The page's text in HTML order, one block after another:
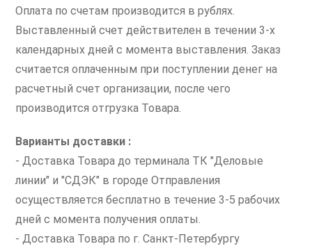
Оплата по счетам производится в рублях.
Выставленный счет действителен в течении 3-х
календарных дней с момента выставления. Заказ
считается оплаченным при поступлении денег на
расчетный счет организации, после чего
производится отгрузка Товара.
Варианты доставки :
- Доставка Товара до терминала ТК "Деловые
линии" и "СДЭК" в городе Отправления
осуществляется бесплатно в течение 3-5 рабочих
дней с момента получения оплаты.
- Доставка Товара по г. Санкт-Петербургу